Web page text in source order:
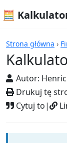
🧮
Strona główna ›
Autor:
Drukuj tę
Cytuj to|